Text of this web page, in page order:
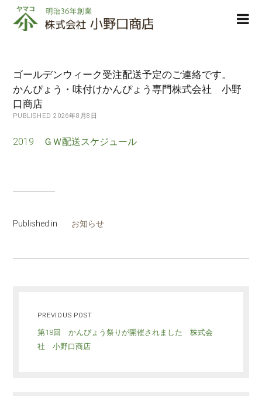
株
式
小
野
口
商
ゴールデンウィーク受注配送予定のご連絡です。
かんぴょう・味付けかんぴょう専門株式会社 小野
口商店
PUBLISHED 2026年8月8日
2019 ＧＷ配送スケジュール
Published in お知らせ
PREVIOUS POST
第18回 かんぴょう祭りが開催されました 株式会
社 小野口商店